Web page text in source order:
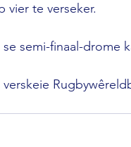
vier te verseker.
semi-finaal-drome